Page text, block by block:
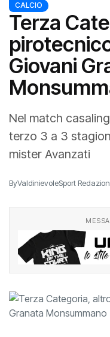
CALCIO
Terza
Giovani
Nel match
terzo 3 a 3
mister Avanzati
ByValdinievoleSport